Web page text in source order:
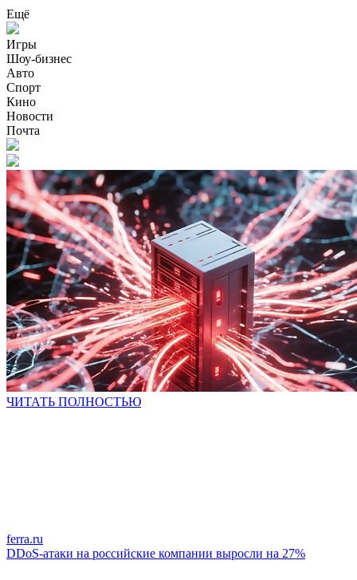
Ещё
Игры
Шоу-бизнес
Авто
Спорт
Кино
Новости
Почта
ЧИТАТЬ ПОЛНОСТЬЮ
ferra.ru
DDoS-атаки на российские компании выросли на 27%